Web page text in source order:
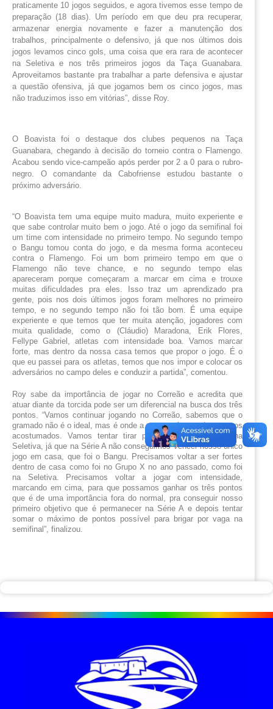
praticamente 10 jogos seguidos, e agora tivemos esse tempo de
preparação (18 dias). Um período em que deu pra recuperar,
armazenar energia novamente e fazer a manutenção dos
trabalhos, principalmente o defensivo, já que nos últimos dois
jogos levamos cinco gols, uma coisa que era rara de acontecer
na Seletiva e nos três primeiros jogos da Taça Guanabara.
Aproveitamos bastante pra trabalhar a parte defensiva e ajustar
a questão ofensiva, já que jogamos bem os cinco jogos, mas
não traduzimos isso em vitórias”, disse Roy.
O Boavista foi o destaque dos clubes pequenos na Taça
Guanabara, chegando à decisão do torneio contra o Flamengo.
Acabou sendo vice-campeão após perder por 2 a 0 para o rubro-
negro. O comandante da Cabofriense estudou bastante o
próximo adversário.
“O Boavista tem uma equipe muito madura, muito experiente e
que sabe controlar muito bem o jogo. Até o jogo da semifinal foi
um time com intensidade no primeiro tempo. No segundo tempo
o Bangu tomou conta do jogo, e da mesma forma aconteceu
contra o Flamengo. Foi um bom primeiro tempo em que o
Flamengo não teve chance, e no segundo tempo elas
apareceram porque começaram a marcar em cima e trouxe
muitas dificuldades pra eles. Isso traz um aprendizado pra
gente, pois nos dois últimos jogos foram melhores no primeiro
tempo, e no segundo tempo não foi tão bom. É uma equipe
experiente e que temos que ter muita atenção, jogadores com
muita qualidade, como o (Cláudio) Maradona, Erik Flores,
Fellype Gabriel, atletas com intensidade boa. Vamos marcar
forte, mas dentro da nossa casa temos que propor o jogo. É o
que eu passei para os atletas, temos que nos impor e colocar os
adversários no campo deles e conduzir a partida”, comentou.
Roy sabe da importância de jogar no Correão e acredita que
atuar diante da torcida pode ser um diferencial na busca dos três
pontos. “Vamos continuar jogando no Correão, sabemos que o
gramado não é o ideal, mas é onde a gente treina, onde estamos
acostumados. Vamos tentar tirar proveito como fizemos na
Seletiva, já que na Série A não conseguimos vencer nosso único
jogo em casa, que foi o Bangu. Precisamos voltar a ser fortes
dentro de casa como foi no Grupo X no ano passado, como foi
na Seletiva. Precisamos voltar a jogar com intensidade,
marcando em cima, para que possamos ganhar os três pontos
que é de uma importância fora do normal, pra conseguir nosso
primeiro objetivo que é permanecer na Série A e depois tentar
somar o máximo de pontos possível para brigar por vaga na
semifinal”, finalizou.